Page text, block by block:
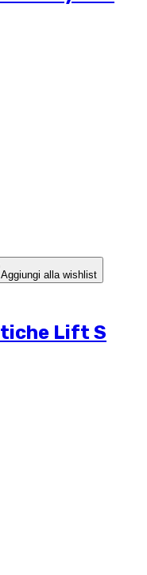
Aggiungi alla wishlist
Lift S